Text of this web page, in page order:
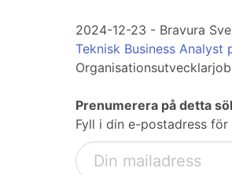
2024-12-23 - Bravura
Teknisk Business Analyst
Prenumerera på detta
Fyll i din e-postadress